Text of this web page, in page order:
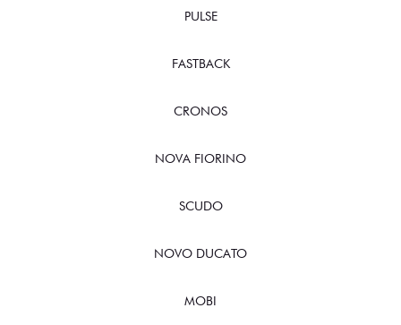
PULSE
FASTBACK
CRONOS
NOVA FIORINO
SCUDO
NOVO DUCATO
MOBI